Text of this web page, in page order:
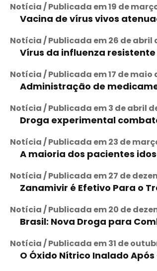
Notícia / Publicada em 19 de
Vacina de vírus vivos
Notícia / Publicada em 26 de abril
Vírus da influenza
Notícia / Publicada em 17 de maio
Administração de
Notícia / Publicada em 3 de abril
Droga experimental
Notícia / Publicada em 23 de
A maioria dos pacientes
Notícia / Publicada em 27 de
Zanamivir é Efetivo Para o
Notícia / Publicada em 20 de
Brasil: Nova Droga para
Notícia / Publicada em 31 de
O Óxido Nítrico Inalado